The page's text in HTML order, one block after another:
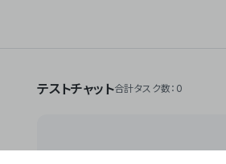
テストチャット合計タスク数：0